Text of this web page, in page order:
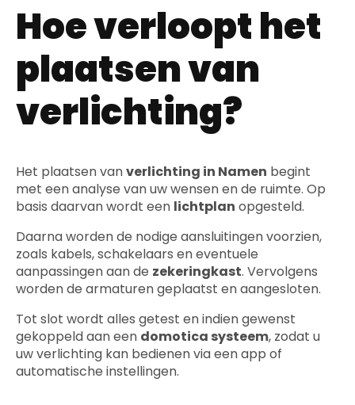
Hoe verloopt het
plaatsen van
verlichting?
Het plaatsen vanverlichting in Namen begint
met een analyse van uw wensen en de ruimte. Op
basis daarvan wordt een lichtplan opgesteld.
Daarna worden de nodige aansluitingen voorzien,
zoals kabels, schakelaars en eventuele
aanpassingen aan de zekeringkast. Vervolgens
worden de armaturen geplaatst en aangesloten.
Tot slot wordt alles getest en indien gewenst
gekoppeld aan een domotica systeem, zodat u
uw verlichting kan bedienen via een app of
automatische instellingen.